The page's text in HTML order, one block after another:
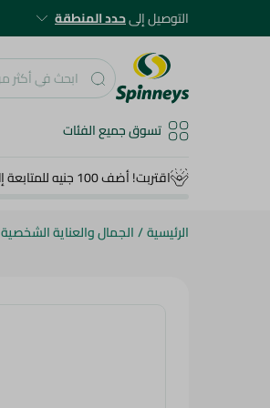
التوصيل إلىحدد المنطقة
تسوق جميع الفئات
اقتربت! أضف 100 جنيه للمتابعة إلى الدفع.
الرئيسية/الجمال والعناية الشخصية